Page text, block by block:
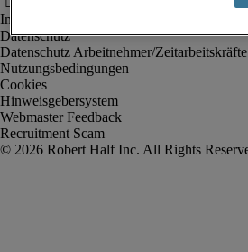
Impressum
Datenschutz
Datenschutz Arbeitnehmer/Zeitarbeitskräfte
Nutzungsbedingungen
Cookies
Hinweisgebersystem
Webmaster Feedback
Recruitment Scam